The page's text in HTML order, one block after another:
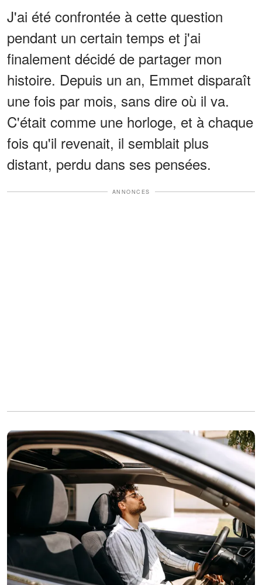
J'ai été confrontée à cette question
pendant un certain temps et j'ai
finalement décidé de partager mon
histoire. Depuis un an, Emmet disparaît
une fois par mois, sans dire où il va.
C'était comme une horloge, et à chaque
fois qu'il revenait, il semblait plus
distant, perdu dans ses pensées.
ANNONCES